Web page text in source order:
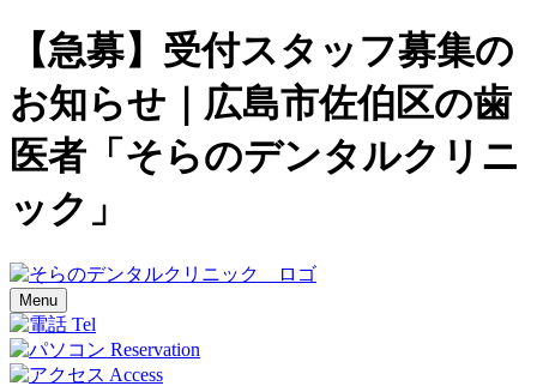
【急募】受付スタッフ募集の
お知らせ｜広島市佐伯区の歯
医者「そらのデンタルクリニ
ック」
Menu
Tel
Reservation
Access